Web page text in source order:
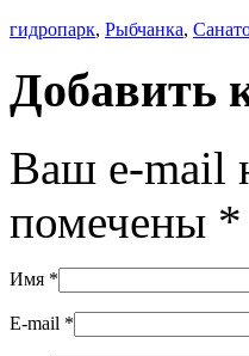
гидропарк, Рыбчанка,
Добавить
Ваш e-mail
помечены *
Имя *
E-mail *